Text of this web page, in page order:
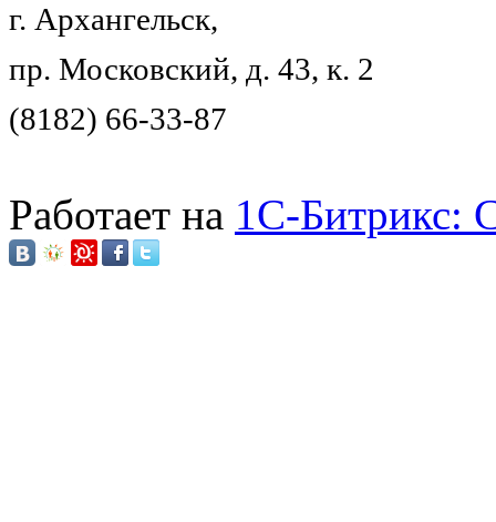
г. Архангельск,
пр. Московский, д. 43, к. 2
(8182) 66-33-87
Работает на 1C-Битрикс: